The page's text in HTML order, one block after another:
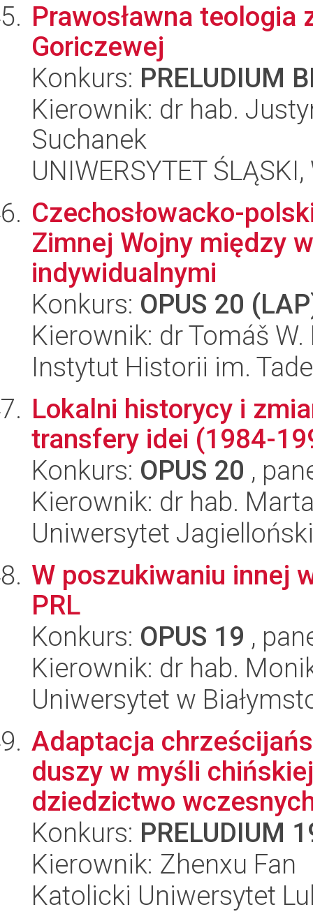
Prawosławna
Goriczewej
Konkurs: PRELUDIUM
Kierownik: dr hab.
Suchanek
UNIWERSYTET
Czechosłowacko-
Zimnej Wojny między
indywidualnymi
Konkurs: OPUS 20
Kierownik: dr Tomáš W.
Instytut Historii im.
Lokalni historycy i
transfery idei (1984-
Konkurs: OPUS 20 ,
Kierownik: dr hab.
Uniwersytet
W poszukiwaniu innej
PRL
Konkurs: OPUS 19 ,
Kierownik: dr hab.
Uniwersytet w
Adaptacja
duszy w myśli
dziedzictwo
Konkurs: PRELUDIUM
Kierownik: Zhenxu Fan
Katolicki Uniwersytet